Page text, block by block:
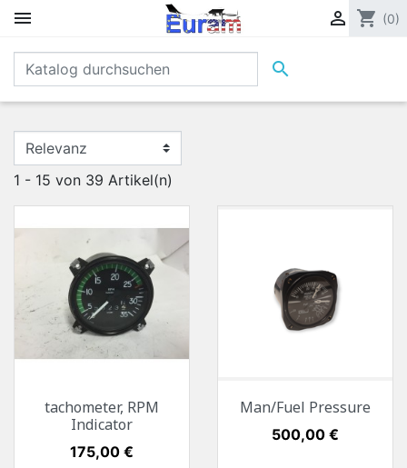
  shopping_cart (0)

1 - 15 von 39 Artikel(n)
tachometer, RPM
Indicator
Preis
175,00 €
Man/Fuel Pressure
Preis
500,00 €